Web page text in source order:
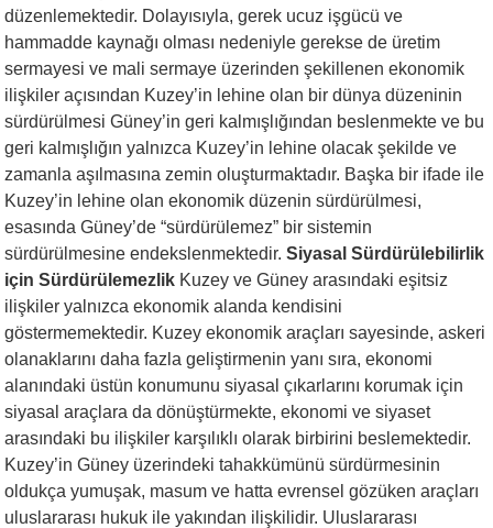
düzenlemektedir. Dolayısıyla, gerek ucuz işgücü ve
hammadde kaynağı olması nedeniyle gerekse de üretim
sermayesi ve mali sermaye üzerinden şekillenen ekonomik
ilişkiler açısından Kuzey’in lehine olan bir dünya düzeninin
sürdürülmesi Güney’in geri kalmışlığından beslenmekte ve bu
geri kalmışlığın yalnızca Kuzey’in lehine olacak şekilde ve
zamanla aşılmasına zemin oluşturmaktadır. Başka bir ifade ile
Kuzey’in lehine olan ekonomik düzenin sürdürülmesi,
esasında Güney’de “sürdürülemez” bir sistemin
sürdürülmesine endekslenmektedir.Siyasal Sürdürülebilirlik
için Sürdürülemezlik Kuzey ve Güney arasındaki eşitsiz
ilişkiler yalnızca ekonomik alanda kendisini
göstermemektedir. Kuzey ekonomik araçları sayesinde, askeri
olanaklarını daha fazla geliştirmenin yanı sıra, ekonomi
alanındaki üstün konumunu siyasal çıkarlarını korumak için
siyasal araçlara da dönüştürmekte, ekonomi ve siyaset
arasındaki bu ilişkiler karşılıklı olarak birbirini beslemektedir.
Kuzey’in Güney üzerindeki tahakkümünü sürdürmesinin
oldukça yumuşak, masum ve hatta evrensel gözüken araçları
uluslararası hukuk ile yakından ilişkilidir. Uluslararası